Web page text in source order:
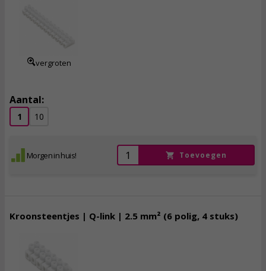
vergroten
Aantal:
1 10
Morgen in huis! Toevoegen
Kroonsteentjes | Q-link | 2.5 mm² (6 polig, 4 stuks)